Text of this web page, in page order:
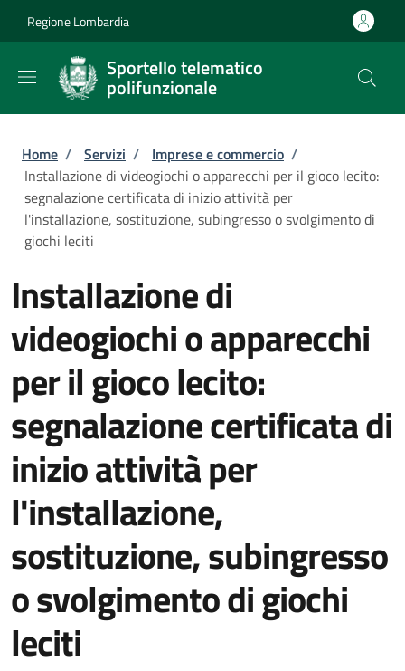
Regione Lombardia
Sportello telematico
polifunzionale
Briciole di pane
Home / Servizi / Imprese e commercio /
Installazione di videogiochi o apparecchi per il gioco lecito:
segnalazione certificata di inizio attività per
l'installazione, sostituzione, subingresso o svolgimento di
giochi leciti
Installazione di
videogiochi o apparecchi
per il gioco lecito:
segnalazione certificata di
inizio attività per
l'installazione,
sostituzione, subingresso
o svolgimento di giochi
leciti